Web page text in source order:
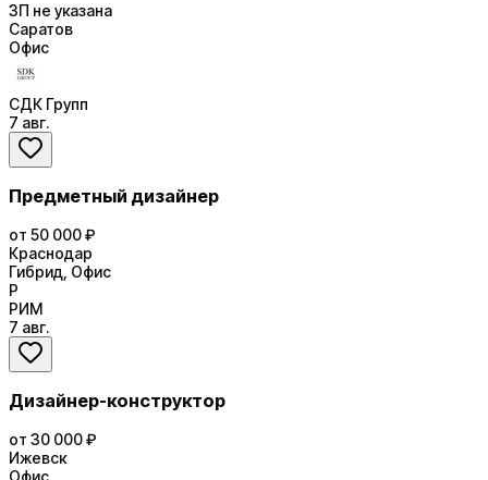
ЗП не указана
Саратов
Офис
СДК Групп
7 авг.
Предметный дизайнер
от 50 000 ₽
Краснодар
Гибрид, Офис
Р
РИМ
7 авг.
Дизайнер-конструктор
от 30 000 ₽
Ижевск
Офис